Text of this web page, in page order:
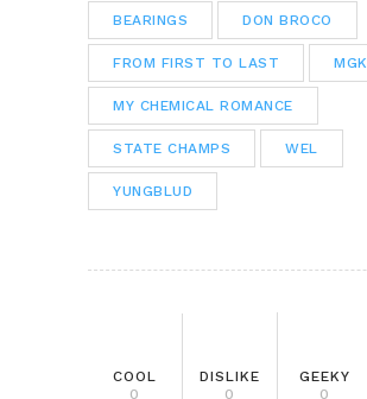
BEARINGS DON BROCO
FROM FIRST TO LAST MGK
MY CHEMICAL ROMANCE
STATE CHAMPS WEL
YUNGBLUD
COOL
0
DISLIKE
0
GEEKY
0